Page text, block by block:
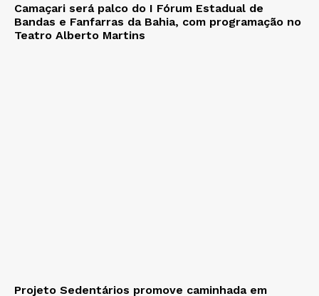
Camaçari será palco do I Fórum Estadual de
Bandas e Fanfarras da Bahia, com programação no
Teatro Alberto Martins
Projeto Sedentários promove caminhada em